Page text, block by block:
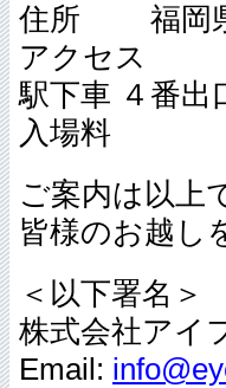
住所 福岡県
アクセス 福
駅下車
入場料
ご案内は以上
皆様のお越し
＜以下署名＞
株式会社アイ
Email: